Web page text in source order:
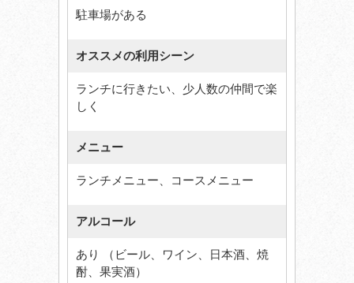
駐車場がある
オススメの利用シーン
ランチに行きたい、少人数の仲間で楽
しく
メニュー
ランチメニュー、コースメニュー
アルコール
あり （ビール、ワイン、日本酒、焼
酎、果実酒）